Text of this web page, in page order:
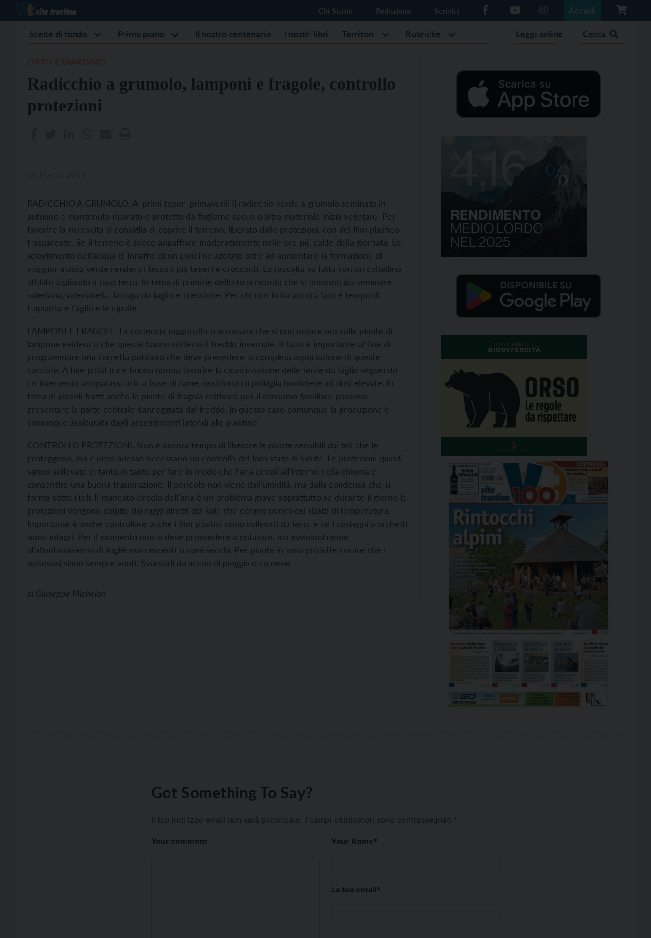
Chi Siamo Redazione Scrivici Accedi
Scelte di fondo Primo piano Il nostro centenario I nostri libri Territori Rubriche Leggi online Cerca
Radicchio a grumolo, lamponi e fragole, controllo
protezioni
RADICCHIO A GRUMOLO. Ai primi tepori primaverili Il radicchio verde a grumolo seminato in
autunno e mantenuto riparato e protetto da fogliame secco o altro materiale inizia vegetare. Per
favorire la ricrescita si consiglia di coprire il terreno, liberato dalle protezioni, con del film plastico
trasparente. Se il terreno è secco annaffiare moderatamente nelle ore più calde della giornata. Lo
scioglimento nell’acqua di innaffio di un concime azotato oltre ad aumentare la formazione di
maggior massa verde renderà i tessuti più teneri e croccanti. La raccolta va fatta con un coltellino
affilato tagliando a raso terra. In tema di primizie dellorto si ricorda che si possono già seminare
valeriana, valerianella, lattuga da taglio e crescione. Per chi non lo ha ancora fato è tempo di
trapiantare l'aglio e le cipolle.
LAMPONI E FRAGOLE. La corteccia raggrinzita o arrossata che si può notare ora sulle piante di
lampone evidenzia che queste hanno sofferto il freddo invernale. Il fatto è importante al fine di
programmare una corretta potatura che deve prevedere la completa asportazione di queste
cacciate. A fine potatura è buona norma favorire la cicatrizzazione delle ferite da taglio seguendo
un intervento antiparassitario a base di rame, ossicloruri o poltiglia bordolese ad dosi elevate. In
tema di piccoli frutti anche le piante di fragola coltivate per il consumo familiare possono
presentare la parte centrale danneggiata dal freddo. In questo caso comunque la produzione è
comunque assicurata dagli accestimenti laterali alle piantine.
CONTROLLO PROTEZIONI. Non è ancora tempo di liberare le piante sensibili dai teli che le
proteggono, ma è però adesso necessario un controllo del loro stato di salute. Le protezioni quindi
vanno sollevate di tanto in tanto per fare in modo che l’aria circoli all’interno della chioma e
consentire una buona traspirazione. Il pericolo non viene dall’umidità, ma dalla condensa che si
forma sotto i teli. Il mancato circolo dell’aria è un problema grave soprattutto se durante il giorno le
protezioni vengono colpite dai raggi diretti del sole che cerano pericolosi sbalzi di temperatura.
Importante è anche controllare acché i film plastici siano sollevati da terra e ce i sostegni o archetti
siano integri. Per il momento non si deve provvedere a potature, ma eventualmente
al’allontanamento di foglie marcescenti o rami secchi. Per piante in vaso protette curare che i
sottovasi siano sempre vuoti. Svuotarli da acqua di pioggia o da neve.
di Giuseppe Michelon
Got Something To Say?
Il tuo indirizzo email non sarà pubblicato. I campi obbligatori sono contrassegnati *
Your comment Your Name*
La tua email*